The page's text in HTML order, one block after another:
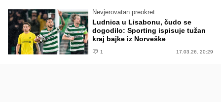
Nevjerovatan preokret
Ludnica u Lisabonu, čudo se
dogodilo: Sporting ispisuje tužan
kraj bajke iz Norveške
1 17.03.26. 20:29